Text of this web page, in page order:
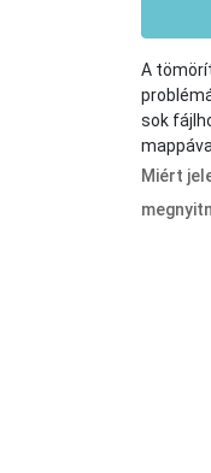
A
sok
Miért